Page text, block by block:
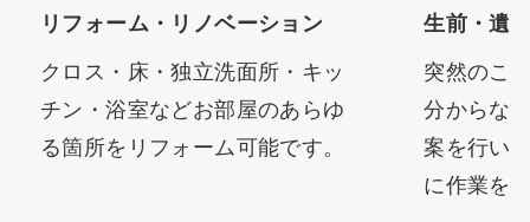
リフォーム・リノベーション
クロス・床・独立洗面所・キッ
チン・浴室などお部屋のあらゆ
る箇所をリフォーム可能です。
生前・遺
突然のこ
分からな
案を行い
に作業を